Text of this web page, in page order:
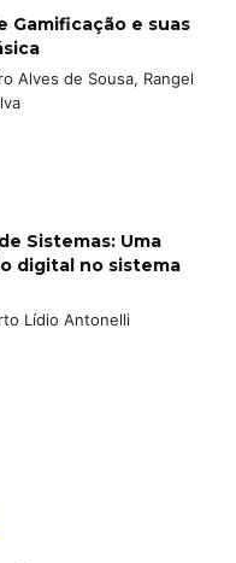
Gamificação e suas
Alves de Sousa, Rangel
Sistemas: Uma
digital no sistema
Lídio Antonelli